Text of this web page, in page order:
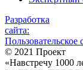
Разработка
сайта:
Пользовательское
© 2021 Проект
«Навстречу 1000